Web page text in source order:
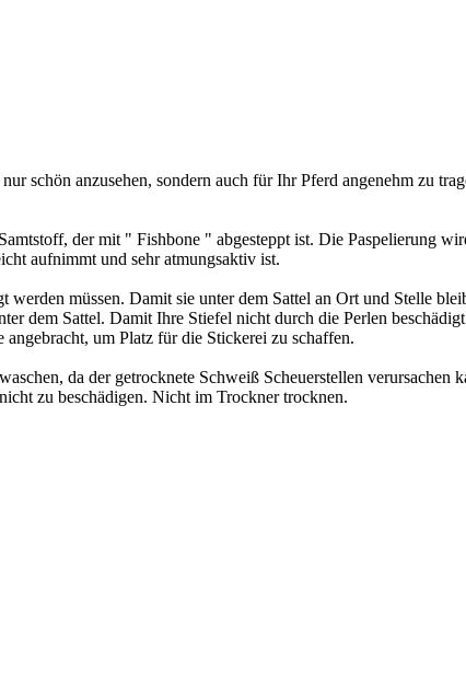
schön anzusehen, sondern auch für Ihr Pferd angenehm zu
der mit " Fishbone " abgesteppt ist. Die Paspelierung
aufnimmt und sehr atmungsaktiv ist.
müssen. Damit sie unter dem Sattel an Ort und Stelle
dem Sattel. Damit Ihre Stiefel nicht durch die Perlen
um Platz für die Stickerei zu schaffen.
da der getrocknete Schweiß Scheuerstellen verursachen
zu beschädigen. Nicht im Trockner trocknen.